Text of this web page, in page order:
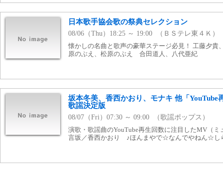
日本歌手協会歌の祭典セレクション
08/06（Thu）18:25 ～ 19:00 （ＢＳテレ東４Ｋ）
懐かしの名曲と歌声の豪華ステージ必見！ 工藤夕貴
原のぶえ、松原のぶえ 合田道人、八代亜紀
坂本冬美、香西かおり、モナキ 他「
歌謡決定版
08/07（Fri）07:30 ～ 09:00 （歌謡ポップス）
演歌・歌謡曲のYouTube再生回数に注目したMV（
言坂／香西かおり ♪ほんまやで☆なんでやねん☆し